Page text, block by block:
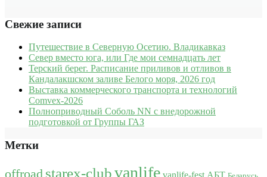
Свежие записи
Путешествие в Северную Осетию. Владикавказ
Север вместо юга, или Где мои семнадцать лет
Терский берег. Расписание приливов и отливов в
Кандалакшском заливе Белого моря, 2026 год
Выставка коммерческого транспорта и технологий
Comvex-2026
Полноприводный Соболь NN с внедорожной
подготовкой от Группы ГАЗ
Метки
offroad starex-clubvanlife vanlife-fest АБТ